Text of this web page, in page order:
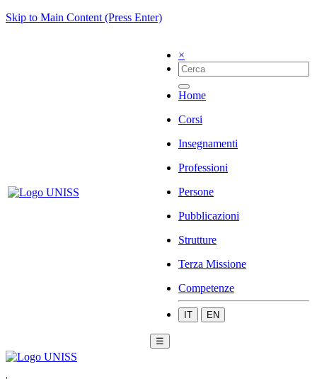
Skip to Main Content (Press Enter)
×
Home
Corsi
Insegnamenti
Professioni
Persone
Pubblicazioni
Strutture
Terza Missione
Competenze
IT EN
☰